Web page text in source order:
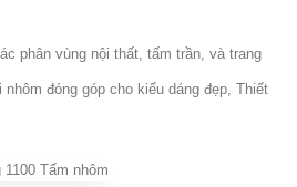
phân vùng nội thất, tấm trần, và trang
đóng góp cho kiểu dáng đẹp, Thiết